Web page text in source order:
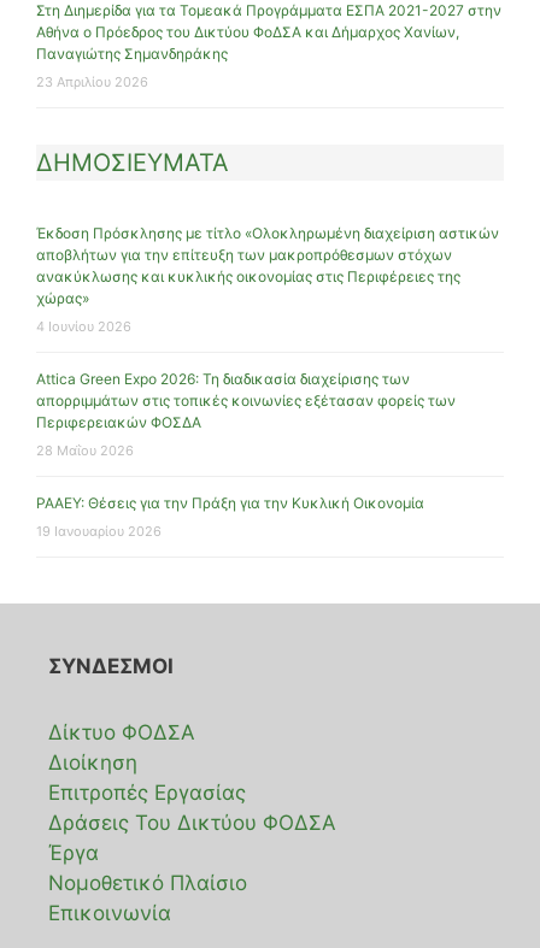
Στη Διημερίδα για τα Τομεακά Προγράμματα ΕΣΠΑ 2021-2027 στην
Αθήνα ο Πρόεδρος του Δικτύου ΦοΔΣΑ και Δήμαρχος Χανίων,
Παναγιώτης Σημανδηράκης
23 Απριλίου 2026
ΔΗΜΟΣΙΕΥΜΑΤΑ
Έκδοση Πρόσκλησης με τίτλο «Ολοκληρωμένη διαχείριση αστικών
αποβλήτων για την επίτευξη των μακροπρόθεσμων στόχων
ανακύκλωσης και κυκλικής οικονομίας στις Περιφέρειες της
χώρας»
4 Ιουνίου 2026
Attica Green Expo 2026: Τη διαδικασία διαχείρισης των
απορριμμάτων στις τοπικές κοινωνίες εξέτασαν φορείς των
Περιφερειακών ΦΟΣΔΑ
28 Μαΐου 2026
ΡΑΑΕΥ: Θέσεις για την Πράξη για την Κυκλική Οικονομία
19 Ιανουαρίου 2026
ΣΥΝΔΕΣΜΟΙ
Δίκτυο ΦΟΔΣΑ
Διοίκηση
Επιτροπές Εργασίας
Δράσεις Του Δικτύου ΦΟΔΣΑ
Έργα
Νομοθετικό Πλαίσιο
Επικοινωνία